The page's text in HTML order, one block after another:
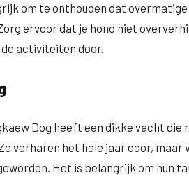
om te onthouden dat
ervoor dat je hond niet
activiteiten door.
Dog heeft een dikke vacht
verharen het hele jaar door, maar
Het is belangrijk om hun